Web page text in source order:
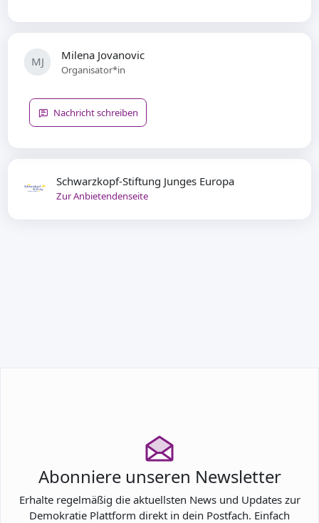
Schwarzkopf-Stiftung Junges Europa
Zur Anbietendenseite
MJ Milena Jovanovic
Organisator*in
Nachricht schreiben
Abonniere unseren Newsletter
Erhalte regelmäßig die aktuellsten News und Updates zur
Demokratie Plattform direkt in dein Postfach. Einfach